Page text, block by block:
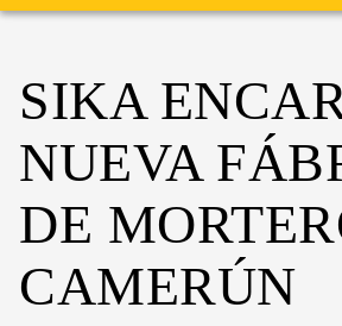
SIKA
NUEVA
DE
CAMERÚN